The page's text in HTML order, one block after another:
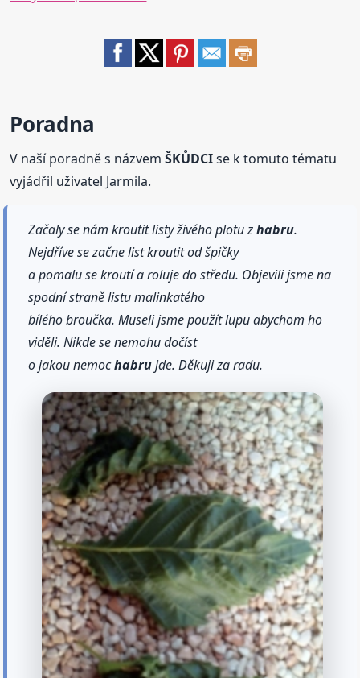
Poradna
V naší poradně s názvemŠKŮDCIse k tomuto tématu
vyjádřil uživatel Jarmila.
Začaly se nám kroutit listy živého plotu zhabru.
Nejdříve se začne list kroutit od špičky
a pomalu se kroutí a roluje do středu. Objevili jsme na
spodní straně listu malinkatého
bílého broučka. Museli jsme použít lupu abychom ho
viděli. Nikde se nemohu dočíst
o jakou nemochabrujde. Děkuji za radu.